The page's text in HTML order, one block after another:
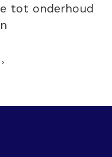
tot onderhoud